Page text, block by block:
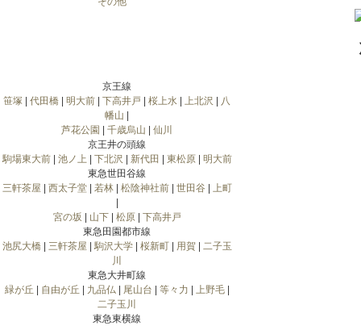
京王線
笹塚
代田橋 明大前 下高井戸 桜上水 上北沢
八
幡山
芦花公園
千歳烏山
仙川
京王井の頭線
駒場東大前| 池ノ上 下北沢 新代田 東松原| 明大前
東急世田谷線
三軒茶屋
西太子堂| 若林| 松陰神社前| 世田谷
上町
宮の坂
山下| 松原| 下高井戸
東急田園都市線
池尻大橋| 三軒茶屋 駒沢大学| 桜新町| 用賀| 二子玉
川
東急大井町線
緑が丘
自由が丘 九品仏| 尾山台 等々力 上野毛|
二子玉川
東急東横線